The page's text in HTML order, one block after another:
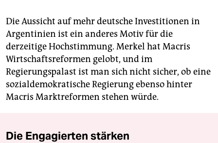
Die Aussicht auf mehr deutsche Investitionen in
Argentinien ist ein anderes Motiv für die
derzeitige Hochstimmung. Merkel hat Macris
Wirtschaftsreformen gelobt, und im
Regierungspalast ist man sich nicht sicher, ob eine
sozialdemokratische Regierung ebenso hinter
Macris Marktreformen stehen würde.
Die Engagierten stärken